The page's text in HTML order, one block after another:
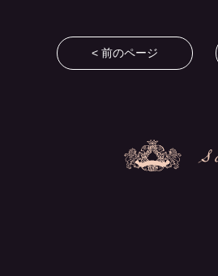
< 前のページ